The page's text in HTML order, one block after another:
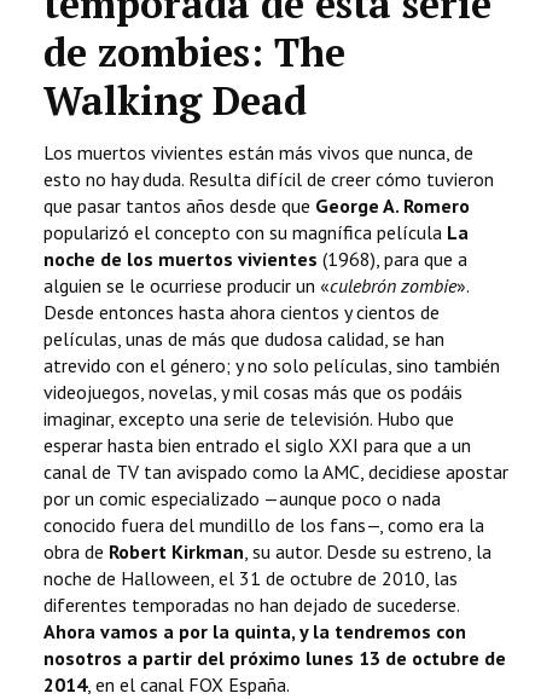
de zombies: The
Walking Dead
Los muertos vivientes están más vivos que nunca, de
esto no hay duda. Resulta difícil de creer cómo tuvieron
que pasar tantos años desde que George A. Romero
popularizó el concepto con su magnífica película La
noche de los muertos vivientes (1968), para que a
alguien se le ocurriese producir un «culebrón zombie».
Desde entonces hasta ahora cientos y cientos de
películas, unas de más que dudosa calidad, se han
atrevido con el género; y no solo películas, sino también
videojuegos, novelas, y mil cosas más que os podáis
imaginar, excepto una serie de televisión. Hubo que
esperar hasta bien entrado el siglo XXI para que a un
canal de TV tan avispado como la AMC, decidiese apostar
por un comic especializado —aunque poco o nada
conocido fuera del mundillo de los fans—, como era la
obra de Robert Kirkman, su autor. Desde su estreno, la
noche de Halloween, el 31 de octubre de 2010, las
diferentes temporadas no han dejado de sucederse.
Ahora vamos a por la quinta, y la tendremos con
nosotros a partir del próximo lunes 13 de octubre de
2014, en el canal FOX España.